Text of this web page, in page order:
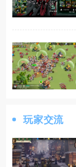
玩家交流